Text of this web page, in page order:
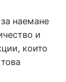
наемане
и
които